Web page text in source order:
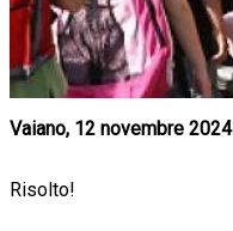
Vaiano, 12 novembre 2024
Risolto!